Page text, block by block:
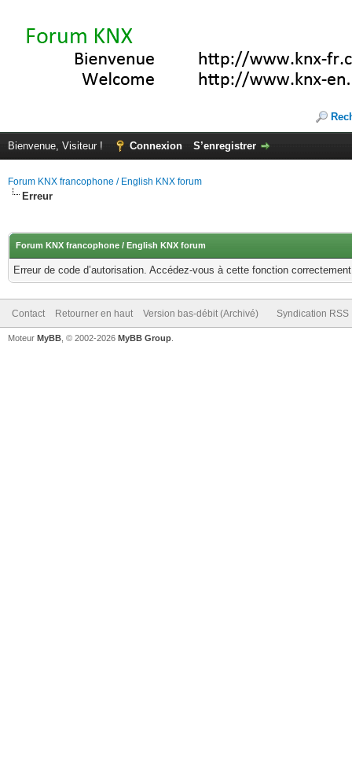
Bienvenue, Visiteur ! Connexion S’enregistrer
Forum KNX francophone / English KNX forum
Erreur
Forum KNX francophone / English KNX forum
Erreur de code d’autorisation. Accédez-vous à cette fonction
Contact Retourner en haut Version bas-débit (Archivé) Syndication RSS
Moteur MyBB , © 2002-2026 MyBB Group